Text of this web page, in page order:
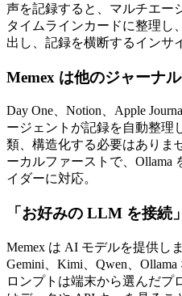
声を記録すると、マルチエー
タイムラインカードに整理し
出し、記録を横断するインサ
Memex は他のジャーナ
Day One、Notion、Apple
ージェントが記録を自動整理
類、構造化する必要はありま
ーカルファーストで、Ollama
イダーに対応。
「お好みの LLM を接続
Memex は AI モデルを提供し
Gemini、Kimi、Qwen、
ロンプトは端末から選んだプ